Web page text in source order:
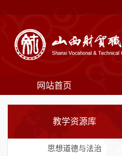
网站首页
教学资源库
思想道德与法治